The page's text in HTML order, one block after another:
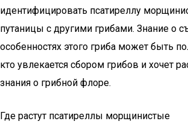
идентифицировать псатиреллу
путаницы с другими грибами. Знание о
особенностях этого гриба может быть
кто увлекается сбором грибов и хочет
знания о грибной флоре.
Где растут псатиреллы морщинистые